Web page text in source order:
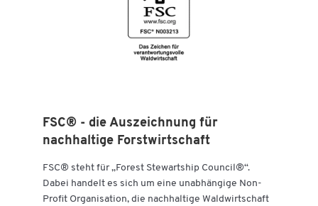
FSC® - die Auszeichnung für
nachhaltige Forstwirtschaft
FSC® steht für „Forest Stewartship Council®“.
Dabei handelt es sich um eine unabhängige Non-
Profit Organisation, die nachhaltige Waldwirtschaft